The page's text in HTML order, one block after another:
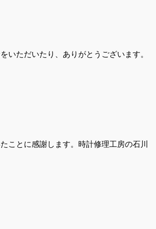
いただいたり、ありがとうございます。
ことに感謝します。時計修理工房の石川